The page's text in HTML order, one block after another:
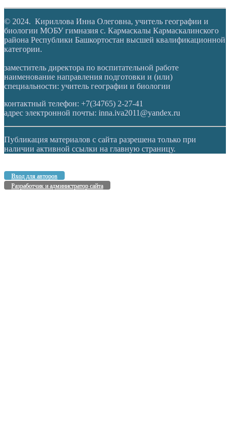
© 2024. Кириллова Инна Олеговна, учитель географии и
биологии МОБУ гимназия с. Кармаскалы Кармаскалинского
района Республики Башкортостан высшей квалификационной
категории.
заместитель директора по воспитательной работе
наименование направления подготовки и (или)
специальности: учитель географии и биологии
контактный телефон: +7(34765) 2-27-41
адрес электронной почты: inna.iva2011@yandex.ru
Публикация материалов с сайта разрешена только при
наличии активной ссылки на главную страницу.
Вход для авторов
Разработчик и администратор сайта